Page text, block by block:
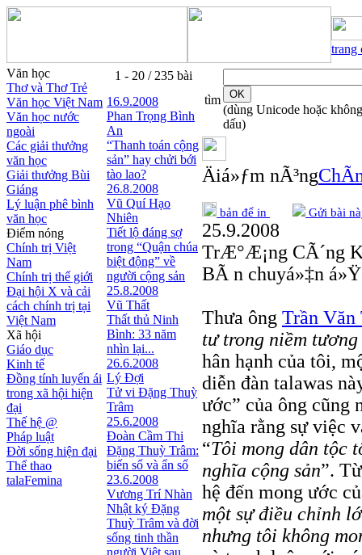
trang
Văn học
Thơ và Thơ Trẻ
Văn học Việt Nam
Văn học nước
ngoài
Các giải thưởng
văn học
Giải thưởng Bùi
Giáng
Lý luận phê bình
văn học
Điểm nóng
Chính trị Việt
Nam
Chính trị thế giới
Đại hội X và cải
cách chính trị tại
Việt Nam
Xã hội
Giáo dục
Kinh tế
Đồng tính luyến ái
trong xã hội hiện
đại
Thế hệ @
Pháp luật
Đời sống hiện đại
Thể thao
talaFemina
1 - 20 / 235 bài
16.9.2008
Phan Trọng Bình
An
“Thanh toán cộng
sản” hay chửi bới
tào lao?
26.8.2008
Vũ Quí Hạo
Nhiên
Tiết lộ đáng sợ
trong “Quận chúa
biệt động” về
người cộng sản
25.8.2008
Vũ Thất
Thất thủ Ninh
Bình: 33 năm
nhìn lại...
26.6.2008
Lý Đợi
Tử vi Đặng Thuỳ
Trâm
25.6.2008
Đoàn Cầm Thi
Đặng Thuỳ Trâm:
biến số và ẩn số
23.6.2008
Vương Trí Nhàn
Nhật ký Ðặng
Thuỳ Trâm và đời
sống tinh thần
người Việt sau
tìm
(dùng Unicode hoặc không
dấu)
Äiá»ƒm nÃ³ng
bản để in Gửi bài
25.9.2008
TrÆ°Æ¡ng CÃ´ng
BÃ n chuyá»‡n
Thưa ông Trần Văn
tư trong niềm
hân hạnh của tôi,
diễn đàn talawas
ước” của ông cũng
nghĩa rằng sự việc
“Tôi mong dân tộc
nghĩa cộng sản”.
hệ đến mong ước
một sự điều chỉnh
nhưng tôi không